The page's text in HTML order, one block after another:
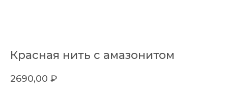
Красная нить с амазонитом
2690,00 ₽